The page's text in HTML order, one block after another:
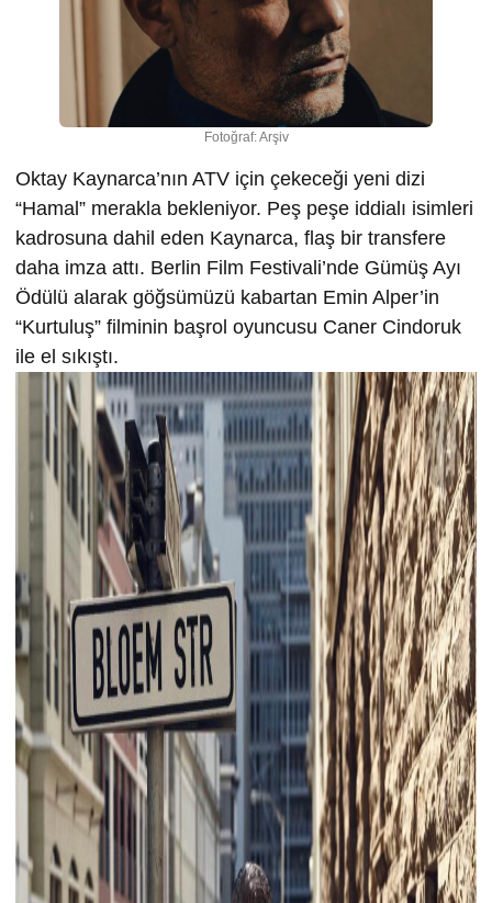
Fotoğraf: Arşiv
Oktay Kaynarca’nın ATV için çekeceği yeni dizi
“Hamal” merakla bekleniyor. Peş peşe iddialı isimleri
kadrosuna dahil eden Kaynarca, flaş bir transfere
daha imza attı. Berlin Film Festivali’nde Gümüş Ayı
Ödülü alarak göğsümüzü kabartan Emin Alper’in
“Kurtuluş” filminin başrol oyuncusu Caner Cindoruk
ile el sıkıştı.